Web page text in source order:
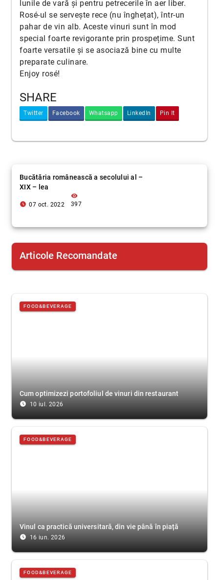
lunile de vară și pentru petrecerile în aer liber.
Rosé-ul se servește rece (nu înghețat), într-un
pahar de vin alb. Aceste vinuri sunt în mod
special foarte revigorante prin prospețime. Sunt
foarte versatile și se asociază bine cu multe
preparate culinare.
Enjoy rosé!
SHARE
Twitter Facebook Whatsapp LinkedIn Pin It
Bucătăria românească a secolului al –
XIX – lea
access_time_filled 07 oct. 2022
visibility
397
Articole Recomandate
FOOD&BEVERAGE
Cum optimizezi portofoliul de vinuri din restaurant
access_time_filled 10 iul. 2026
FOOD&BEVERAGE
Vinul ca practică universitară, din vie până în piață
access_time_filled 16 iun. 2026
FOOD&BEVERAGE